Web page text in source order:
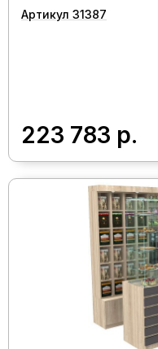
Артикул 31387
223 783 р.